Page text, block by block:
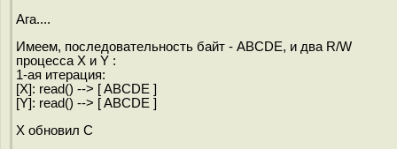
Ага....
Имеем, последовательность байт - ABCDE, и два R/W
процесса X и Y :
1-ая итерация:
[X]: read() --> [ ABCDE ]
[Y]: read() --> [ ABCDE ]
X обновил C